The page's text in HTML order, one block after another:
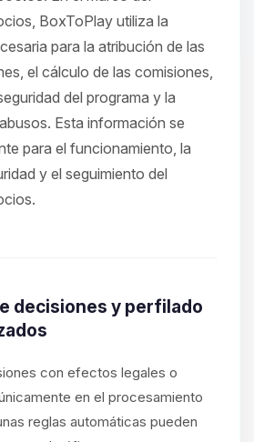
BoxToPlay utiliza la
para la atribución de las
el cálculo de las comisiones,
del programa y la
Esta información se
para el funcionamiento, la
y el seguimiento del
decisiones y perfilado
con efectos legales o
en el procesamiento
reglas automáticas pueden